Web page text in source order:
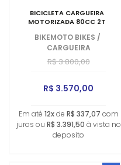
BICICLETA CARGUEIRA
MOTORIZADA 80CC 2T
BIKEMOTO BIKES /
CARGUEIRA
R$ 3.800,00
R$ 3.570,00
Em até 12xde R$ 337,07 com
juros ou R$ 3.391,50 à vista no
deposito